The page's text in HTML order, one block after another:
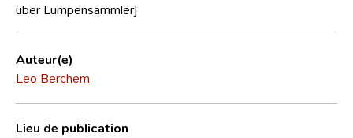
über Lumpensammler]
Auteur(e)
Leo Berchem
Lieu de publication